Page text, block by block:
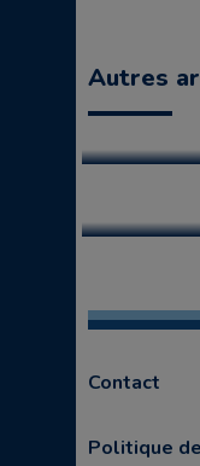
Autres
Contact
Politique de